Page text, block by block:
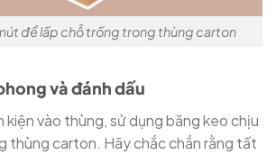
để lấp chỗ trống trong thùng carton
và đánh dấu
kiện vào thùng, sử dụng băng keo chịu
thùng carton. Hãy chắc chắn rằng tất